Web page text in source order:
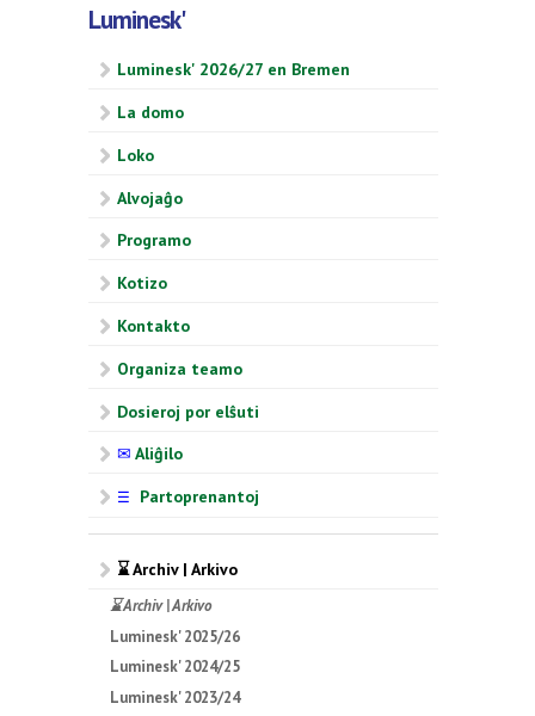
Luminesk'
Luminesk' 2026/27 en Bremen
La domo
Loko
Alvojaĝo
Programo
Kotizo
Kontakto
Organiza teamo
Dosieroj por elŝuti
✉ Aliĝilo
☰ Partoprenantoj
⌛ Archiv | Arkivo
⌛ Archiv | Arkivo
Luminesk' 2025/26
Luminesk' 2024/25
Luminesk' 2023/24